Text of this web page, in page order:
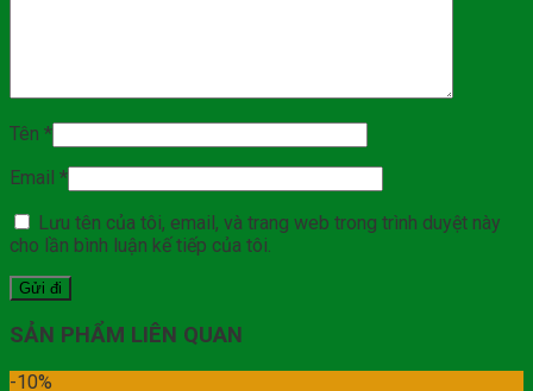
Tên *
Email *
Lưu tên của tôi, email, và trang web trong trình duyệt này
cho lần bình luận kế tiếp của tôi.
SẢN PHẨM LIÊN QUAN
-10%